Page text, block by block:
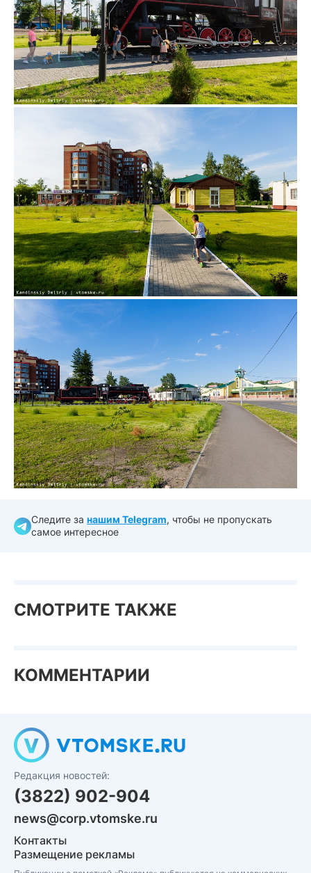
Следите за нашим Telegram, чтобы не пропускать
самое интересное
СМОТРИТЕ ТАКЖЕ
КОММЕНТАРИИ
Редакция новостей:
(3822) 902-904
news@corp.vtomske.ru
Контакты
Размещение рекламы